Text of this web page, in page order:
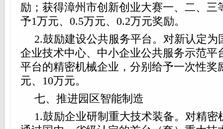
励；获得漳州市创新创业大赛一、二、三
予1万元、0.5万元、0.2万元奖励。
2.鼓励建设公共服务平台。对新认定为
企业技术中心、中小企业公共服务示范平
平台的精密机械企业，分别给予一次性奖
元、10万元。
七、推进园区智能制造
1.鼓励企业研制重大技术装备。对精